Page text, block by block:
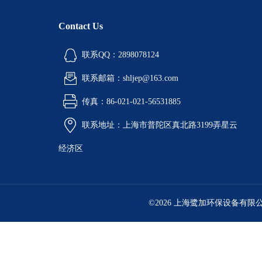
Contact Us
联系QQ：2898078124
联系邮箱：shljep@163.com
传真：86-021-021-56531885
联系地址：上海市普陀区真北路3199弄星云
经济区
©2026 上海鹭加环保设备有限